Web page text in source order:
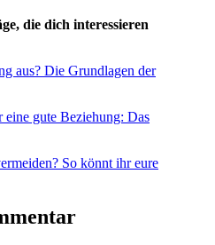
die dich interessieren
aus? Die Grundlagen der
gute Beziehung: Das
So könnt ihr eure